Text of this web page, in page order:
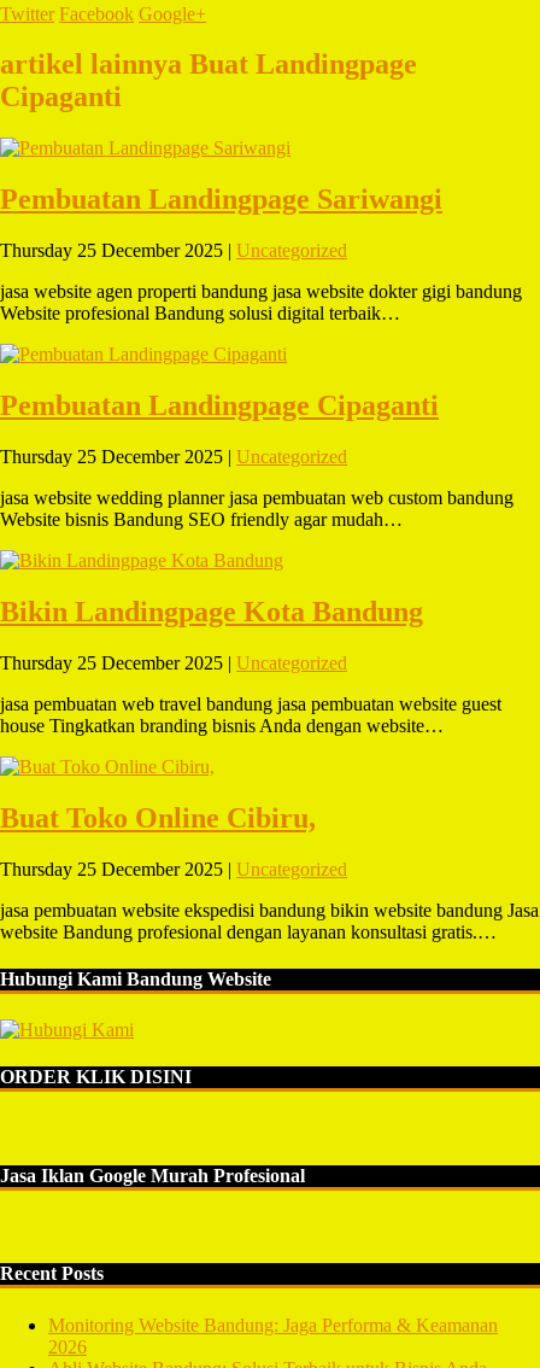
Twitter Facebook Google+
artikel lainnya Buat Landingpage
Cipaganti
Pembuatan Landingpage Sariwangi
Thursday 25 December 2025 | Uncategorized
jasa website agen properti bandung jasa website dokter gigi bandung
Website profesional Bandung solusi digital terbaik…
Pembuatan Landingpage Cipaganti
Thursday 25 December 2025 | Uncategorized
jasa website wedding planner jasa pembuatan web custom bandung
Website bisnis Bandung SEO friendly agar mudah…
Bikin Landingpage Kota Bandung
Thursday 25 December 2025 | Uncategorized
jasa pembuatan web travel bandung jasa pembuatan website guest
house Tingkatkan branding bisnis Anda dengan website…
Buat Toko Online Cibiru,
Thursday 25 December 2025 | Uncategorized
jasa pembuatan website ekspedisi bandung bikin website bandung Jasa
website Bandung profesional dengan layanan konsultasi gratis.…
Hubungi Kami Bandung Website
ORDER KLIK DISINI
Jasa Iklan Google Murah Profesional
Recent Posts
Monitoring Website Bandung: Jaga Performa & Keamanan
2026